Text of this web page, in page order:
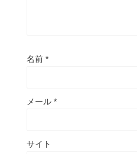
名前 *
メール *
サイト